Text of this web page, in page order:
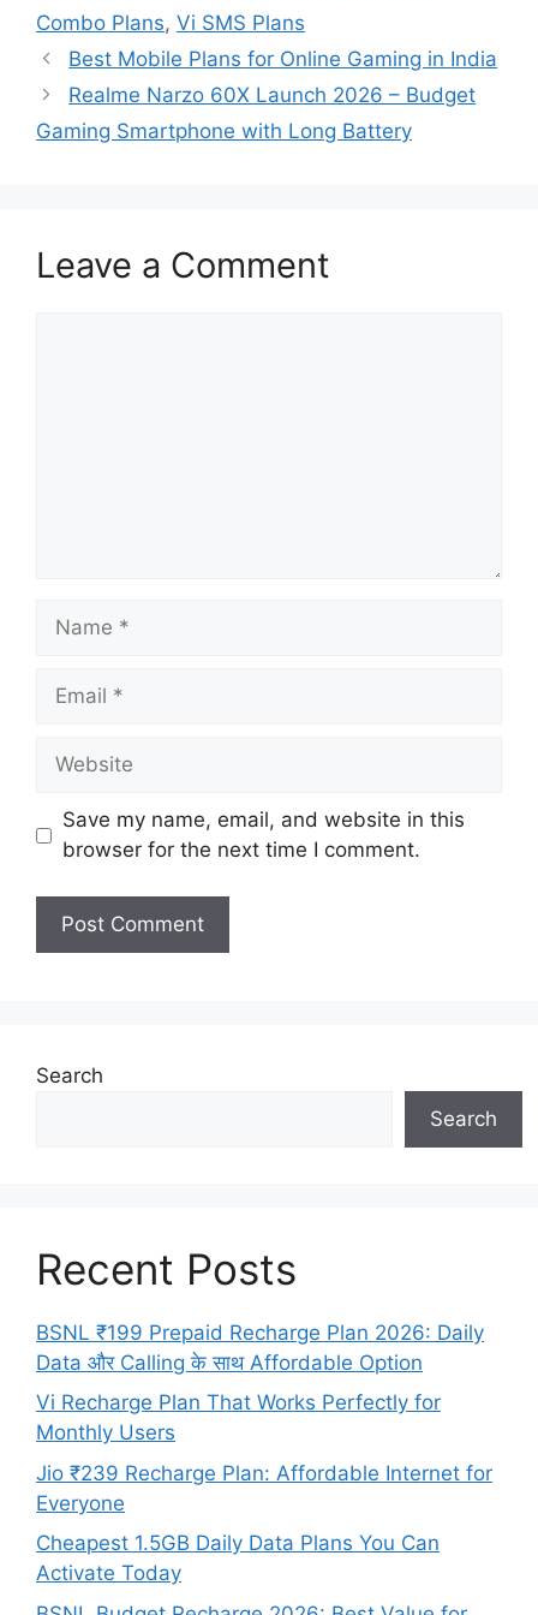
Combo Plans, Vi SMS Plans
Best Mobile Plans for Online Gaming in India
Realme Narzo 60X Launch 2026 – Budget
Gaming Smartphone with Long Battery
Leave a Comment
Name
Email
Website
Save my name, email, and website in this
browser for the next time I comment.
Search
Search
Recent Posts
BSNL ₹199 Prepaid Recharge Plan 2026: Daily
Data और Calling के साथ Affordable Option
Vi Recharge Plan That Works Perfectly for
Monthly Users
Jio ₹239 Recharge Plan: Affordable Internet for
Everyone
Cheapest 1.5GB Daily Data Plans You Can
Activate Today